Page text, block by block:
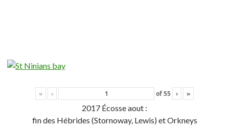
« ‹ of55 › »
2017 Écosse aout :
fin des Hébrides (Stornoway, Lewis) et Orkneys